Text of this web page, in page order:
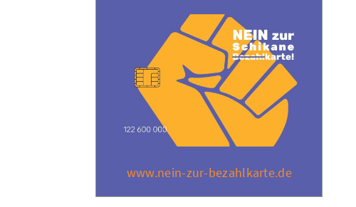
www.nein-zur-bezahlkarte.de